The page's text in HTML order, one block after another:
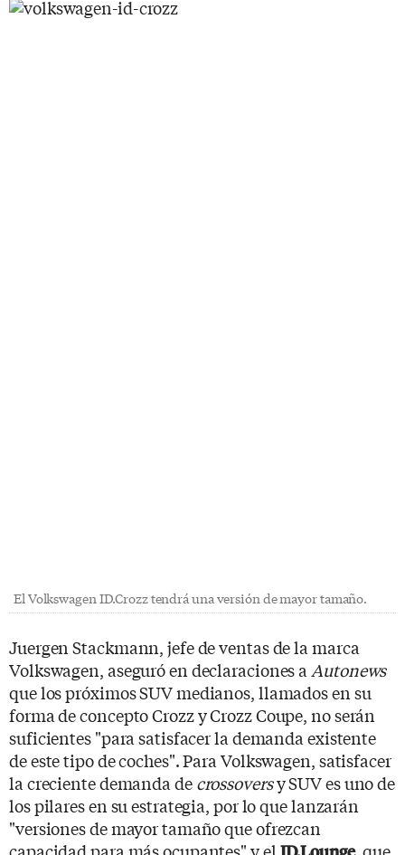
El Volkswagen ID.Crozz tendrá una versión de mayor tamaño.
Juergen Stackmann, jefe de ventas de la marca
Volkswagen, aseguró en declaraciones a Autonews
que los próximos SUV medianos, llamados en su
forma de concepto Crozz y Crozz Coupe, no serán
suficientes "para satisfacer la demanda existente
de este tipo de coches". Para Volkswagen, satisfacer
la creciente demanda decrossoversy SUV es uno de
los pilares en su estrategia, por lo que lanzarán
"versiones de mayor tamaño que ofrezcan
capacidad para más ocupantes" y el
, que